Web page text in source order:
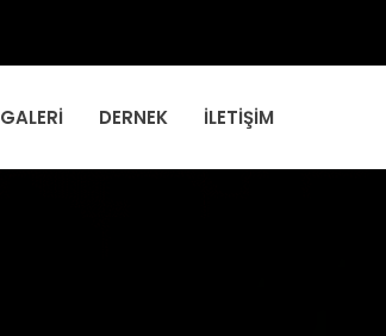
GALERI DERNEK İLETIŞIM